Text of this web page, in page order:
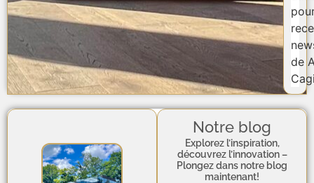
de
Notre blog
Explorez l’inspiration,
découvrez l’innovation –
Plongez dans notre blog
maintenant!